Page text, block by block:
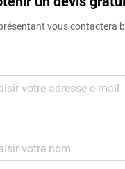
vous contactera